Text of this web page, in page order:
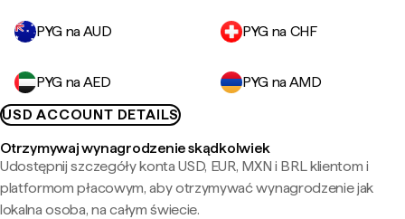
PYG na AUD PYG na CHF
PYG na AED
PYG na AMD
USD ACCOUNT DETAILS
Otrzymywaj wynagrodzenie skądkolwiek
Udostępnij szczegóły konta USD, EUR, MXN i BRL klientom i
platformom płacowym, aby otrzymywać wynagrodzenie jak
lokalna osoba, na całym świecie.